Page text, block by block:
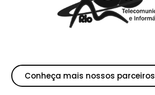
Conheça mais nossos parceiros